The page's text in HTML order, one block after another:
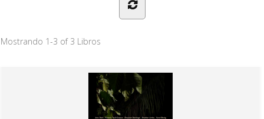
Mostrando 1-3 of 3 Libros